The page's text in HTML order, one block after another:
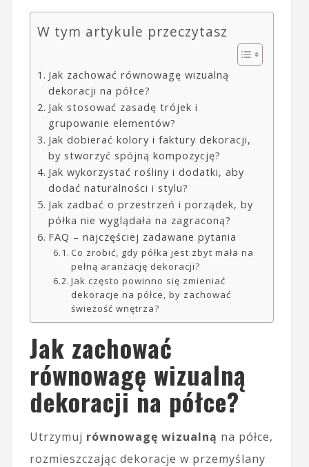
W tym artykule przeczytasz
Jak zachować równowagę wizualną
dekoracji na półce?
Jak stosować zasadę trójek i
grupowanie elementów?
Jak dobierać kolory i faktury dekoracji,
by stworzyć spójną kompozycję?
Jak wykorzystać rośliny i dodatki, aby
dodać naturalności i stylu?
Jak zadbać o przestrzeń i porządek, by
półka nie wyglądała na zagraconą?
FAQ – najczęściej zadawane pytania
Co zrobić, gdy półka jest zbyt mała na
pełną aranżację dekoracji?
Jak często powinno się zmieniać
dekoracje na półce, by zachować
świeżość wnętrza?
Jak zachować
równowagę wizualną
dekoracji na półce?
Utrzymuj równowagę wizualną na półce,
rozmieszczając dekoracje w przemyślany